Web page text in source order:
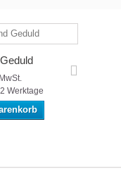
Werktage